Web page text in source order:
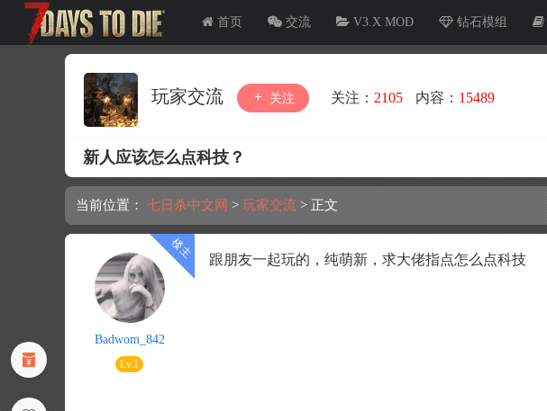
首页 交流 V3.X MOD 钻石模组
玩家交流 关注 关注： 2105 内容： 15489
新人应该怎么点科技？
当前位置： 七日杀中文网 > 玩家交流 > 正文
Badwom_842
Lv.1
跟朋友一起玩的，纯萌新，求大佬指点怎么点科技